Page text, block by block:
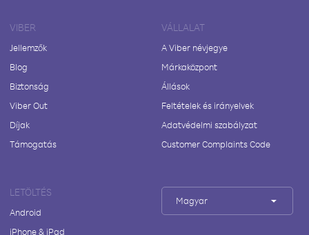
VIBER
Jellemzők
Blog
Biztonság
Viber Out
Díjak
Támogatás
VÁLLALAT
A Viber névjegye
Márkaközpont
Állások
Feltételek és irányelvek
Adatvédelmi szabályzat
Customer Complaints Code
LETÖLTÉS
Android
iPhone & iPad
Magyar